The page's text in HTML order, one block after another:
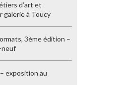
d’art et
galerie à Toucy
3ème édition –
neuf
exposition au